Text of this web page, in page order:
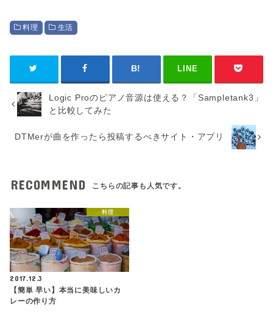
料理 生活
LINE
Logic Proのピアノ音源は使える？「Sampletank3」
と比較してみた
DTMerが曲を作ったら投稿するべきサイト・アプリ
RECOMMEND こちらの記事も人気です。
料理
2017.12.3
【簡単 早い】本当に美味しいカ
レーの作り方